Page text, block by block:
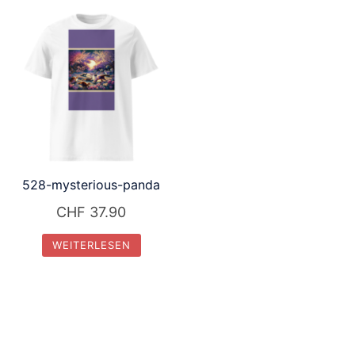
weist
mehrere
Varianten
auf.
auf
der
Produktseite
werden
528-mysterious-panda
CHF 37.90
WEITERLESEN